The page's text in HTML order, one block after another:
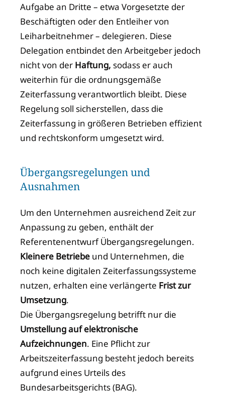
Aufgabe an Dritte – etwa Vorgesetzte der
Beschäftigten oder den Entleiher von
Leiharbeitnehmer – delegieren. Diese
Delegation entbindet den Arbeitgeber jedoch
nicht von der Haftung, sodass er auch
weiterhin für die ordnungsgemäße
Zeiterfassung verantwortlich bleibt. Diese
Regelung soll sicherstellen, dass die
Zeiterfassung in größeren Betrieben effizient
und rechtskonform umgesetzt wird.
Übergangsregelungen und
Ausnahmen
Um den Unternehmen ausreichend Zeit zur
Anpassung zu geben, enthält der
Referentenentwurf Übergangsregelungen.
Kleinere Betriebe und Unternehmen, die
noch keine digitalen Zeiterfassungssysteme
nutzen, erhalten eine verlängerte Frist zur
Umsetzung.
Die Übergangsregelung betrifft nur die
Umstellung auf elektronische
Aufzeichnungen. Eine Pflicht zur
Arbeitszeiterfassung besteht jedoch bereits
aufgrund eines Urteils des
Bundesarbeitsgerichts (BAG).